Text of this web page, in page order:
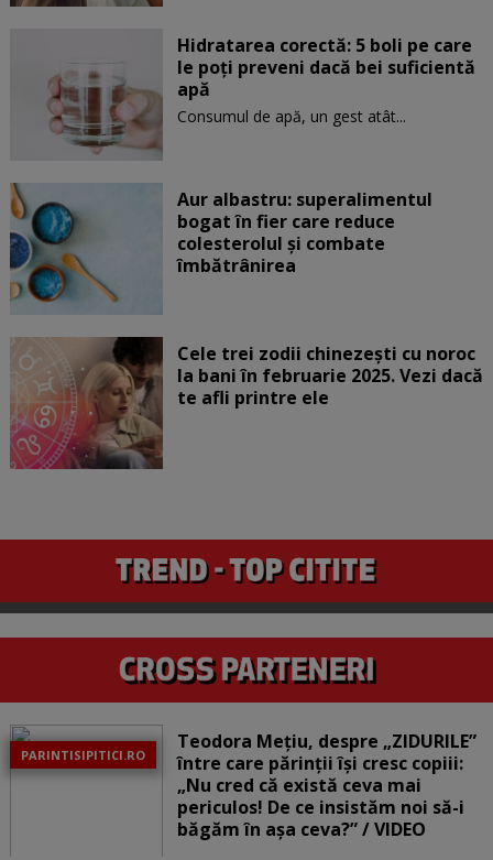
Hidratarea corectă: 5 boli pe care
le poți preveni dacă bei suficientă
apă
Consumul de apă, un gest atât...
Aur albastru: superalimentul
bogat în fier care reduce
colesterolul și combate
îmbătrânirea
Cele trei zodii chinezești cu noroc
la bani în februarie 2025. Vezi dacă
te afli printre ele
PARINTISIPITICI.RO
Teodora Mețiu, despre „ZIDURILE”
între care părinții își cresc copiii:
„Nu cred că există ceva mai
periculos! De ce insistăm noi să-i
băgăm în așa ceva?” / VIDEO